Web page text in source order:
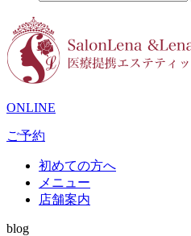
ONLINE
ご予約
初めての方へ
メニュー
店舗案内
blog